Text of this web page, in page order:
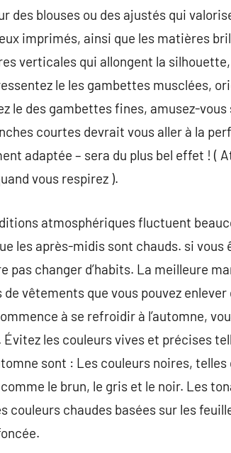
des blouses ou des ajustés qui
imprimés, ainsi que les matières
verticales qui allongent la
le les gambettes musclées,
le des gambettes fines, amusez-
courtes devrait vous aller à la
adaptée – sera du plus bel effet ! (
vous respirez ).
atmosphériques fluctuent
les après-midis sont chauds. si vous
pas changer d’habits. La meilleure
de vêtements que vous pouvez
à se refroidir à l’automne,
Évitez les couleurs vives et précises
sont : Les couleurs noires,
le brun, le gris et le noir. Les
couleurs chaudes basées sur les